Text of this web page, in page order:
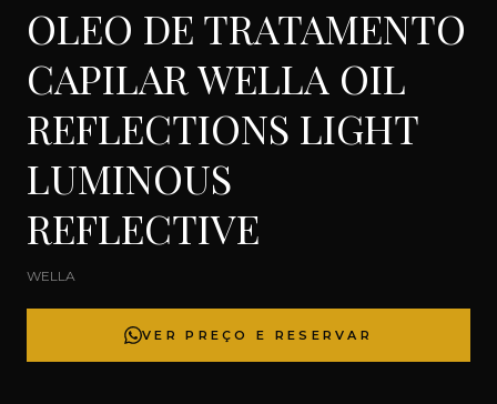
OLEO DE TRATAMENTO
CAPILAR WELLA OIL
REFLECTIONS LIGHT
LUMINOUS
REFLECTIVE
WELLA
VER PREÇO E RESERVAR